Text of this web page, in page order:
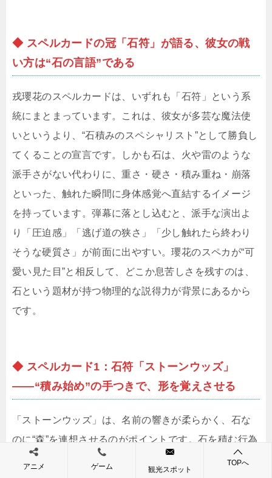
◆ スペルカードの冠「石符」が語る、彼女の戦
い方は“石の言語”である
戎瓔花のスペルカードは、いずれも「石符」という系
統にまとまっています。これは、彼女が多芸な魔法使
いというより、“石積みのスペシャリスト”として勝負し
てくることの宣言です。しかも石は、火や雷のような
派手さがない代わりに、重さ・硬さ・積み重ね・崩落
といった、触れた瞬間に身体感覚へ直結するイメージ
を持っています。弾幕に落とし込むと、派手な演出よ
り「圧迫感」「逃げ道の狭さ」「少し触れたら終わり
そうな硬質さ」が前面に出やすい。瓔花のスペカが“可
愛い見た目”と相反して、どこか息苦しさを残すのは、
石という題材が持つ物理的な説得力が背景にあるから
です。
◆ スペルカード1：石符「ストーンウッズ」
——“積み始め”の手つきで、形を覚えさせる
「ストーンウッズ」は、名前の響きが柔らかく、石な
のに“森”を連想させるのがポイントです。石を積む行為
は無機質ですが、積み上げた石が林のように立ち並ぶ
アニメ ゲーム 観光スポット
TOPへ